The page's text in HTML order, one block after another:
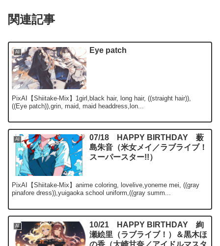
関連記事
AI Eye patch
PixAI【Shiitake-Mix】1girl,black hair, long hair, ((straight hair)),
((Eye patch)),grin, maid, maid headdress,lon...
AI
07/18 HAPPY BIRTHDAY 薮
島朱音（米女メイ／ラブライブ！
スーパースター!!）
PixAI【Shiitake-Mix】anime coloring, lovelive,yoneme mei, ((gray
pinafore dress)),yuigaoka school uniform,((gray summ...
AI
10/21 HAPPY BIRTHDAY 絢
瀬絵里（ラブライブ！）＆黒木ほ
の香（大崎甘奈／アイドルマスタ